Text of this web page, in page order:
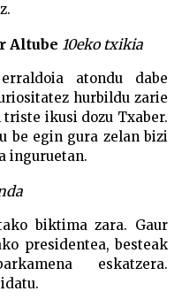
Altube 10eko txikia
atondu dabe
hurbildu zarie
ikusi dozu Txaber.
be egin gura zelan bizi
inguruetan.
biktima zara. Gaur
presidentea, besteak
eskatzera.